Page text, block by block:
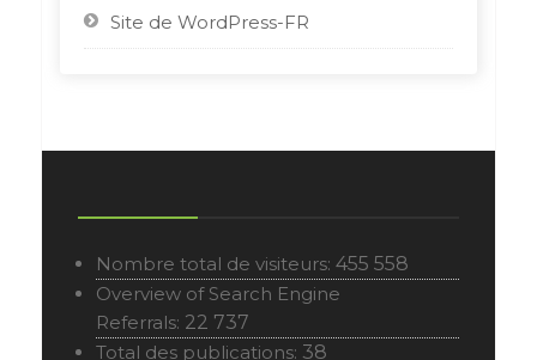
Site de WordPress-FR
Nombre total de visiteurs: 455 558
Overview of Search Engine
Referrals: 22 737
Total des publications: 38